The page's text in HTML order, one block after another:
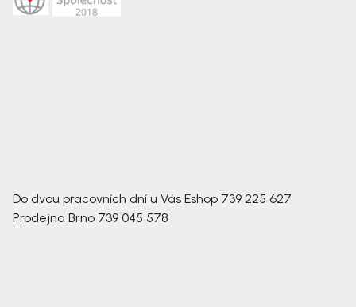
Do dvou pracovních dní u Vás Eshop 739 225 627
Prodejna Brno 739 045 578